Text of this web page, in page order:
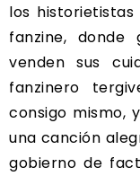
los
fanzine, donde
venden sus
fanzinero
consigo mismo,
una canción
gobierno de